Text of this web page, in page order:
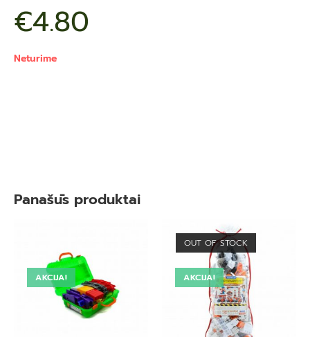
€4.80
Neturime
Panašūs produktai
AKCIJA!
OUT OF STOCK
AKCIJA!